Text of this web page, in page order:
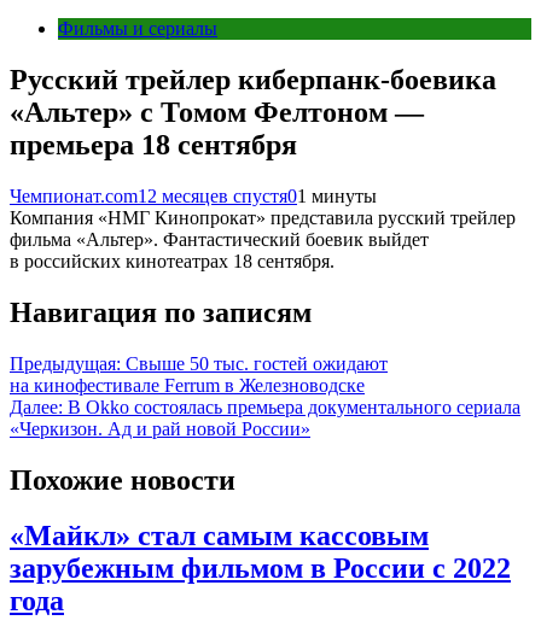
Фильмы и сериалы
Русский трейлер киберпанк-боевика
«Альтер» с Томом Фелтоном —
премьера 18 сентября
Чемпионат.com12 месяцев спустя01 минуты
Компания «НМГ Кинопрокат» представила русский трейлер
фильма «Альтер». Фантастический боевик выйдет
в российских кинотеатрах 18 сентября.
Навигация по записям
Предыдущая: Свыше 50 тыс. гостей ожидают
на кинофестивале Ferrum в Железноводске
Далее: В Okko состоялась премьера документального сериала
«Черкизон. Ад и рай новой России»
Похожие новости
«Майкл» стал самым кассовым
зарубежным фильмом в России с 2022
года